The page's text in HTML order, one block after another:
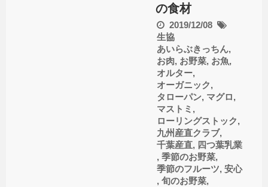
の食材
2019/12/08
生協
あいらぶきっちん,
お肉, お野菜, お魚,
オルター,
オーガニック,
タローパン, マグロ,
マストミ ,
ローリングストック,
九州産直クラブ,
千葉産直, 四つ葉乳業
, 季節のお野菜,
季節のフルーツ, 安心
, 旬のお野菜,